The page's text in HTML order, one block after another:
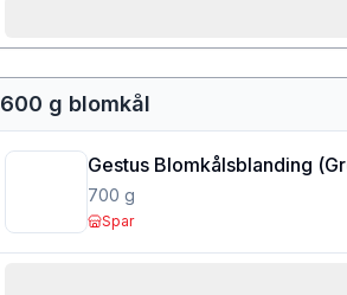
600 g blomkål
Gestus Blomkålsblanding (
700 g
Spar